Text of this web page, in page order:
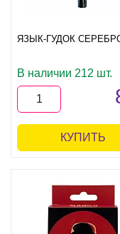
ЯЗЫК-ГУДОК
В наличии 212 шт.
КУПИТЬ